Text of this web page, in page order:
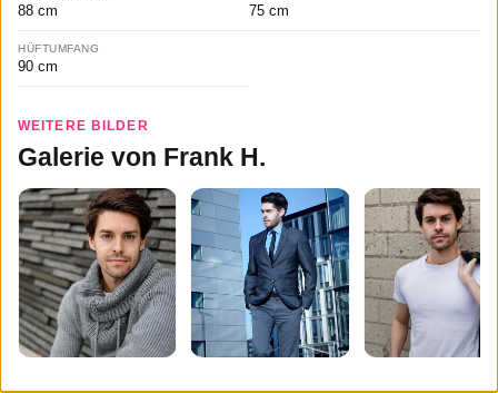
WEITERE BILDER
Galerie von Frank H.
88 cm 75 cm
HÜFTUMFANG
90 cm